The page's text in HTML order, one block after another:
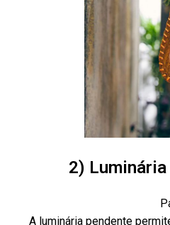
2)
A luminária pendente